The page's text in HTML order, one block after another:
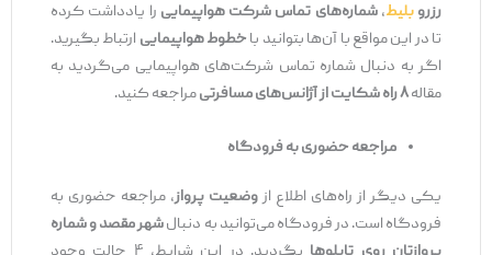
رزروبلیط،شماره‌های تماس شرکت هواپیماییرا یادداشت کرده
تا در این مواقع با آن‌ها بتوانید با خطوط هواپیماییارتباط بگیرید.
اگر به دنبال شماره تماس شرکت‌های هواپیمایی می‌گردید به
مقاله۸ راه شکایت از آژانس‌های مسافرتی مراجعه کنید.
مراجعه حضوری به فرودگاه
یکی دیگر از راه‌های اطلاع از وضعیت پرواز، مراجعه حضوری به
فرودگاه است. در فرودگاه می‌توانید به دنبالشهر مقصد و شماره